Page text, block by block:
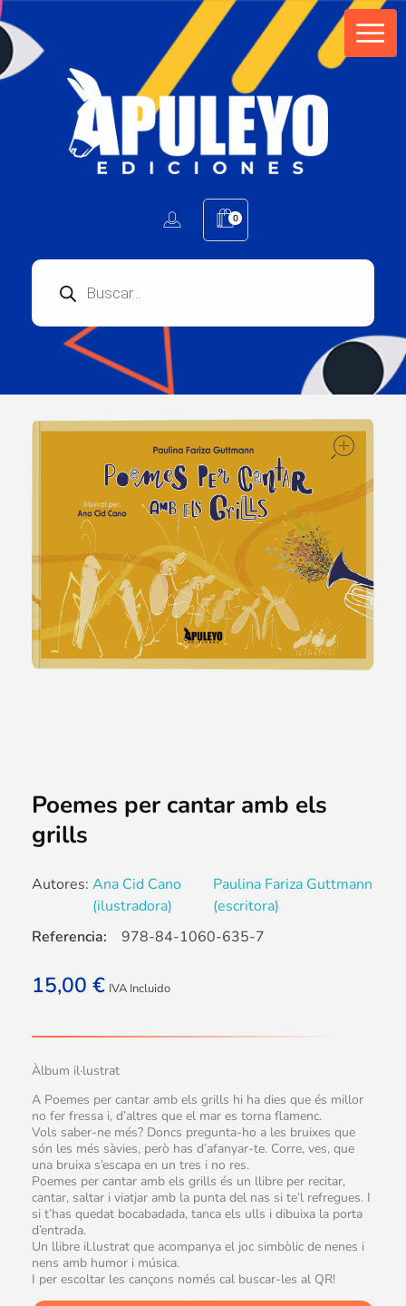
0
Poemes per cantar amb els
grills
Autores: Ana Cid Cano
(ilustradora)
Paulina Fariza Guttmann
(escritora)
15,00 € IVA Incluido
Àlbum il·lustrat
A Poemes per cantar amb els grills hi ha dies que és millor
no fer fressa i, d’altres que el mar es torna flamenc.
Vols saber-ne més? Doncs pregunta-ho a les bruixes que
són les més sàvies, però has d’afanyar-te. Corre, ves, que
una bruixa s’escapa en un tres i no res.
Poemes per cantar amb els grills és un llibre per recitar,
cantar, saltar i viatjar amb la punta del nas si te’l refregues. I
si t’has quedat bocabadada, tanca els ulls i dibuixa la porta
d’entrada.
Un llibre il.lustrat que acompanya el joc simbòlic de nenes i
nens amb humor i música.
I per escoltar les cançons només cal buscar-les al QR!
Referencia: 978-84-1060-635-7